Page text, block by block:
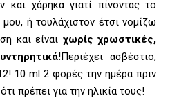
χάρηκα γιατί πίνοντας το
ή τουλάχιστον έτσι νομίζω
και είναι χωρίς χρωστικές,
Περιέχει ασβέστιο,
10 ml 2 φορές την ημέρα πριν
πρέπει για την ηλικία τους!